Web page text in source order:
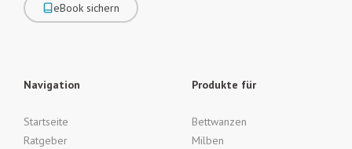
eBook sichern
Navigation
Startseite
Ratgeber
Produkte für
Bettwanzen
Milben